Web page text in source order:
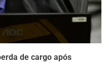
de cargo após